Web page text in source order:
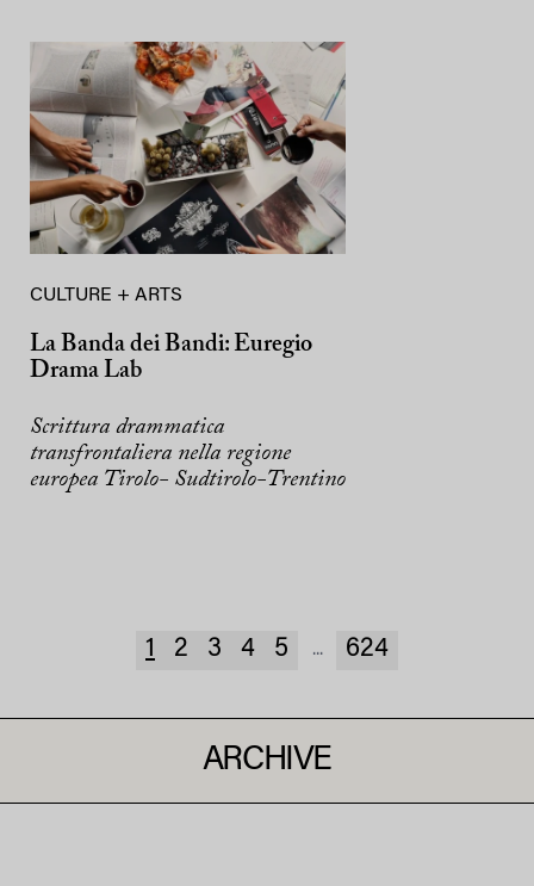
CULTURE + ARTS
La Banda dei Bandi: Euregio
Drama Lab
Scrittura drammatica
transfrontaliera nella regione
europea Tirolo- Sudtirolo-Trentino
1 2 3 4 5 ... 624
ARCHIVE